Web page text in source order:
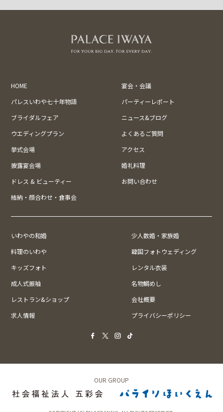
HOME
宴会・会議
パレスいわや七十年物語
パーティーレポート
ブライダルフェア
ニュース&ブログ
ウエディングプラン
よくあるご質問
挙式会場
アクセス
披露宴会場
婚礼料理
ドレス & ビューティー
お問い合わせ
結納・顔合わせ・食事会
いわやの和婚
少人数婚・家族婚
料理のいわや
韓国フォトウェディング
キッズフォト
レンタル衣装
成人式振袖
名物鯛めし
レストラン&ショップ
会社概要
求人情報
プライバシーポリシー
OUR GROUP